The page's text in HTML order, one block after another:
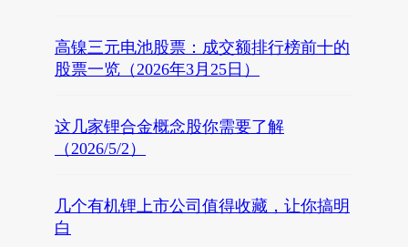
高镍三元电池股票：成交额排行榜前十的
股票一览（2026年3月25日）
这几家锂合金概念股你需要了解
（2026/5/2）
几个有机锂上市公司值得收藏，让你搞明
白